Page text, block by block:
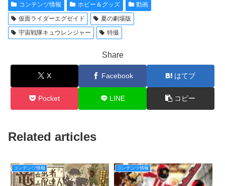
コンテンツ情報 ホビー＆グッズ
動画
仮面ライダーエグゼイド
夏の劇場版
宇宙戦隊キュウレンジャー
特撮
Share
X Facebook はてブ
Pocket LINE コピー
Related articles
コンテンツ情報 コンテンツ情報